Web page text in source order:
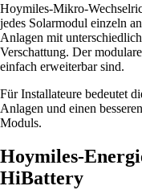
Hoymiles-Mikro-
jedes Solarmodul einzeln
Anlagen mit
Verschattung. Der
einfach erweiterbar sind.
Für Installateure bedeutet
Anlagen und einen
Moduls.
Hoymiles-
HiBattery